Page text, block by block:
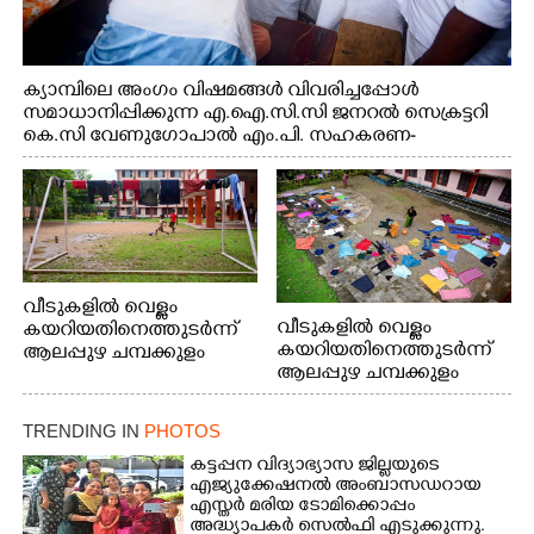
ക്യാമ്പിലെ അംഗം വിഷമങ്ങൾ വിവരിച്ചപ്പോൾ
സമാധാനിപ്പിക്കുന്ന എ.ഐ.സി.സി ജനറൽ സെക്രട്ടറി
കെ.സി വേണുഗോപാൽ എം.പി. സഹകരണ-
എക്സൈസ് വകുപ്പ് മന്ത്രി എം. ലിജു, എന്നിവർ
വീടുകളിൽ വെള്ളം
കയറിയതിനെത്തുടർന്ന്
ആലപ്പുഴ ചമ്പക്കുളം
പോരൂക്കര സെൻട്രൽ
സ്കൂളിലെ ദുരിതാശ്വാസ
ക്യാമ്പിലെത്തിയവർ
വസ്ത്രങ്ങൾ
ഉണക്കാനിട്ടിരിക്കുന്ന
ഗോൾപോസ്റ്റിന് മുന്നിൽ
വീടുകളിൽ വെള്ളം
കയറിയതിനെത്തുടർന്ന്
ആലപ്പുഴ ചമ്പക്കുളം
ഫാദർ തോമസ്
ക്യാമ്പിലെത്തിയവർ മഴ
മാറിനിന്ന ഇടവേളയിൽ
ക്യാമ്പ് പരിസരത്ത്
TRENDING IN PHOTOS
കട്ടപ്പന വിദ്യാഭ്യാസ ജില്ലയുടെ
എജ്യുക്കേഷനൽ അംബാസഡറായ
എസ്തർ മരിയ ടോമിക്കൊപ്പം
അദ്ധ്യാപകർ സെൽഫി എടുക്കുന്നു.